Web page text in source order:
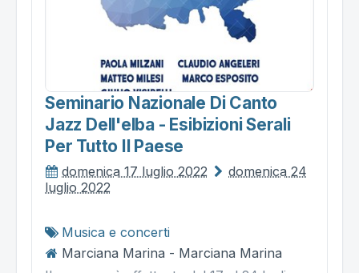
Seminario Nazionale Di Canto
Jazz Dell'elba - Esibizioni Serali
Per Tutto Il Paese
domenica 17 luglio 2022
domenica 24
luglio 2022
Musica e concerti
Marciana Marina - Marciana Marina